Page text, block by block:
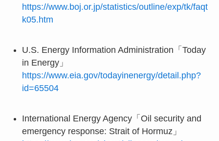
https://www.boj.or.jp/statistics/outline/exp/tk/faqt
k05.htm
U.S. Energy Information Administration「Today
in Energy」
https://www.eia.gov/todayinenergy/detail.php?
id=65504
International Energy Agency「Oil security and
emergency response: Strait of Hormuz」